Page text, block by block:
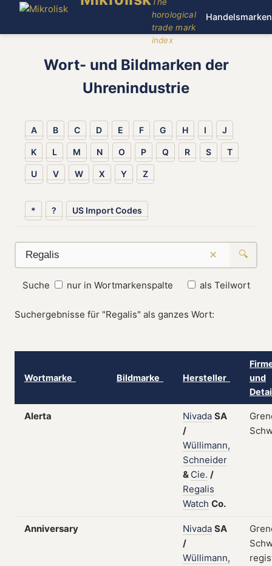
horological
trade mark
index
Handelsmarken
Wort- und Bildmarken der
Uhrenindustrie
A B C D E F G H I J
K L M N O P Q R S T
U V W X Y Z
* ? US Import Codes
× 🔍
Suche nur in Wortmarkenspalte als Teilwort
Suchergebnisse für "Regalis" als ganzes Wort:
Wortmarke Bildmarke Hersteller
und
Alerta Nivada SA
/
Wüllimann,
Schneider
& Cie. /
Regalis
Watch Co.
Anniversary Nivada SA
/
Wüllimann,